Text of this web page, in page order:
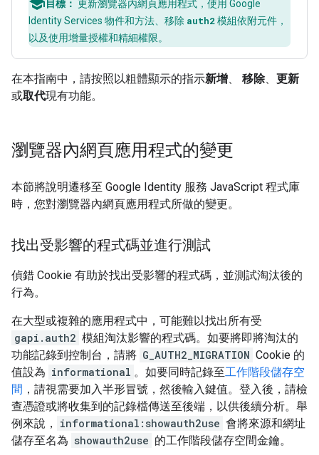
目標： 更新瀏覽器內網頁應用程式，使用 Google
Identity Services 物件和方法、移除 auth2模組依附元件，
以及使用增量授權和精細權限。
在本指南中，請按照以粗體顯示的指示新增、 移除、 更新
或取代現有功能。
瀏覽器內網頁應用程式的變更
本節將說明遷移至 Google Identity 服務 JavaScript 程式庫
時，您對瀏覽器內網頁應用程式所做的變更。
找出受影響的程式碼並進行測試
偵錯 Cookie 有助於找出受影響的程式碼，並測試淘汰後的
行為。
在大型或複雜的應用程式中，可能難以找出所有受
gapi.auth2 模組淘汰影響的程式碼。如要將即將淘汰的
功能記錄到控制台，請將 G_AUTH2_MIGRATION Cookie 的
值設為 informational 。如要同時記錄至工作階段儲存空
間 ，請視需要加入半形冒號，然後輸入鍵值。登入後，請檢
查憑證或將收集到的記錄檔傳送至後端，以供後續分析。舉
例來說，
informational:showauth2use 會將來源和網址
儲存至名為 showauth2use 的工作階段儲存空間金鑰。